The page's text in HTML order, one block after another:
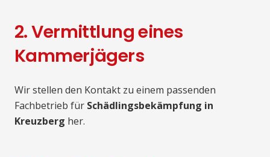
2. Vermittlung eines
Kammerjägers
Wir stellen den Kontakt zu einem passenden
Fachbetrieb für Schädlingsbekämpfung in
Kreuzberg her.